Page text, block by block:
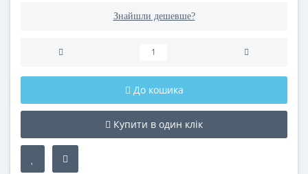
Знайшли дешевше?
До кошика
Купити в один клік